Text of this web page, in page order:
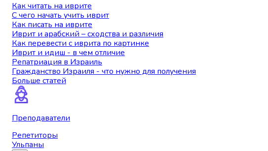
Как читать на иврите
С чего начать учить иврит
Как писать на иврите
Иврит и арабский – сходства и различия
Как перевести с иврита по картинке
Иврит и идиш - в чем отличие
Репатриация в Израиль
Гражданство Израиля - что нужно для получения
Больше статей
Преподаватели
Репетиторы
Ульпаны